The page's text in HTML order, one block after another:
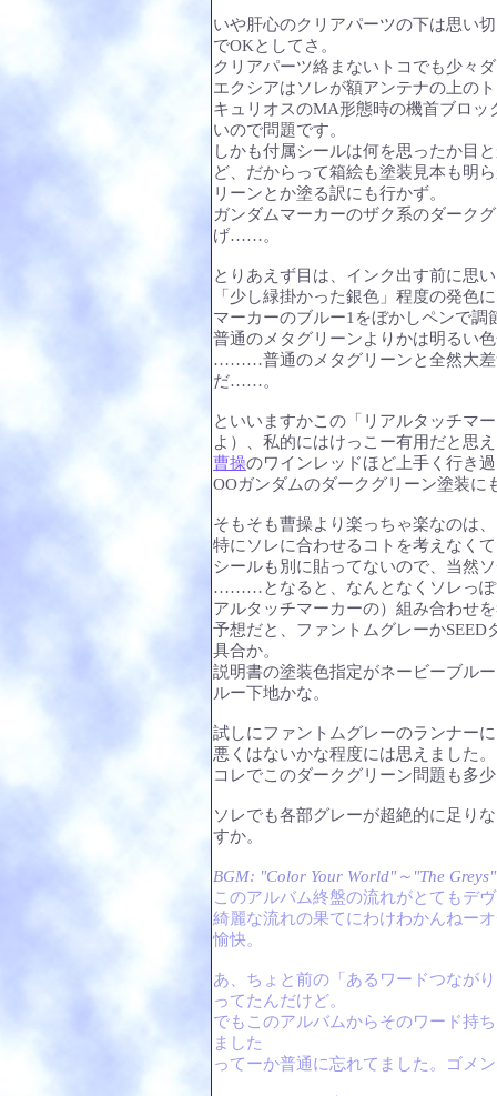
いや肝心のクリアパーツの下は思い
でOKとしてさ。
クリアパーツ絡まないトコでも少々
エクシアはソレが額アンテナの上の
キュリオスのMA形態時の機首ブロ
いので問題です。
しかも付属シールは何を思ったか目
ど、だからって箱絵も塗装見本も明
リーンとか塗る訳にも行かず。
ガンダムマーカーのザク系のダーク
げ……。
とりあえず目は、インク出す前に思
「少し緑掛かった銀色」程度の発色
マーカーのブルー1をぼかしペンで
普通のメタグリーンよりかは明る
………普通のメタグリーンと全然大
だ……。
といいますかこの「リアルタッチマ
よ）、私的にはけっこー有用だと思
曹操のワインレッドほど上手く行き
OOガンダムのダークグリーン塗装
そもそも曹操より楽っちゃ楽なのは
特にソレに合わせるコトを考えなく
シールも別に貼ってないので、当然
………となると、なんとなくソレっぽ
アルタッチマーカーの）組み合わせ
予想だと、ファントムグレーか
具合か。
説明書の塗装色指定がネービーブル
ルー下地かな。
試しにファントムグレーのランナー
悪くはないかな程度には思えました。
コレでこのダークグリーン問題も多
ソレでも各部グレーが超絶的に足り
すか。
BGM: "Color Your World"～"The
このアルバム終盤の流れがとてもデ
綺麗な流れの果てにわけわかんねー
愉快。
あ、ちょと前の「あるワードつなが
ってたんだけど。
でもこのアルバムからそのワード持
ました
ってーか普通に忘れてました。ゴメ